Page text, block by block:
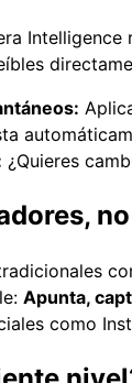
¿Quieres
Apunta,
como